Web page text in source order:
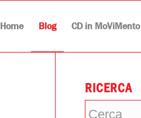
Home Blog CD in MoViMento
RICERCA